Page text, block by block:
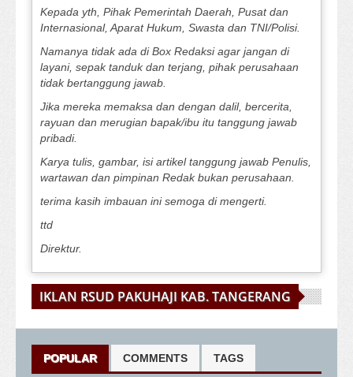
Kepada yth, Pihak Pemerintah Daerah, Pusat dan
Internasional, Aparat Hukum, Swasta dan TNI/Polisi.
Namanya tidak ada di Box Redaksi agar jangan di
layani, sepak tanduk dan terjang, pihak perusahaan
tidak bertanggung jawab.
Jika mereka memaksa dan dengan dalil, bercerita,
rayuan dan merugian bapak/ibu itu tanggung jawab
pribadi.
Karya tulis, gambar, isi artikel tanggung jawab Penulis,
wartawan dan pimpinan Redak bukan perusahaan.
terima kasih imbauan ini semoga di mengerti.
ttd
Direktur.
IKLAN RSUD PAKUHAJI KAB. TANGERANG
POPULAR COMMENTS TAGS